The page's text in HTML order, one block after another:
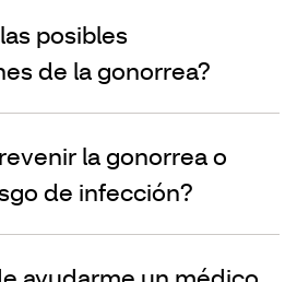
posibles
de la gonorrea?
la gonorrea o
de infección?